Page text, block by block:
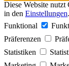
Diese Website nutzt
in den Einstellungen.
Funktional
Präferenzen
Statistiken